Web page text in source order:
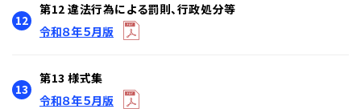
12
第12 違法行為による罰則、行政処分等
令和８年５月版
13
第13 様式集
令和８年５月版